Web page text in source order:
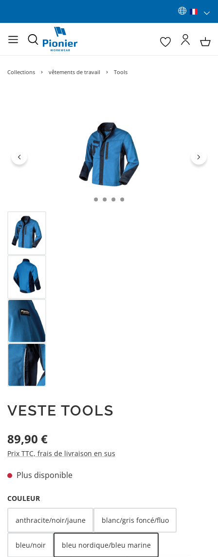
Collections vêtements de travail Tools
VESTE TOOLS
Prix régulier :
89,90 €
Prix TTC, frais de livraison en sus
Plus disponible
SÉLECTIONNEZ
COULEUR
anthracite/noir/jaune blanc/gris foncé/fluo
bleu/noir bleu nordique/bleu marine
(Cette option n'est pas disponible pour le